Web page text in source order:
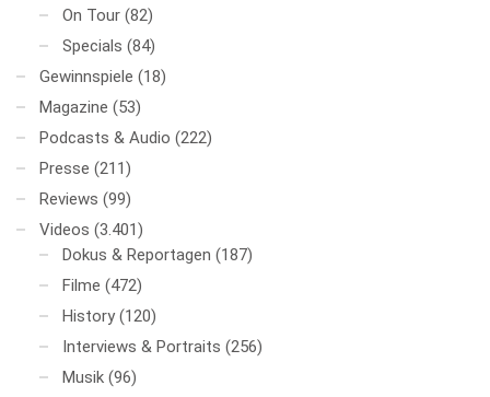
On Tour (82)
Specials (84)
Gewinnspiele (18)
Magazine (53)
Podcasts & Audio (222)
Presse (211)
Reviews (99)
Videos (3.401)
Dokus & Reportagen (187)
Filme (472)
History (120)
Interviews & Portraits (256)
Musik (96)